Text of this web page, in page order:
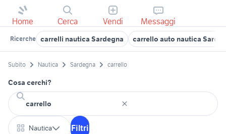
Home Cerca Vendi Messaggi
Ricerche carrelli nautica Sardegna carrello auto nautica
Subito Nautica Sardegna carrello
Cosa cerchi?
Nautica Filtri